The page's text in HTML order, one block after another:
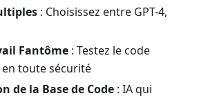
: Choisissez entre GPT-4,
Fantôme : Testez le code
toute sécurité
de la Base de Code : IA qui